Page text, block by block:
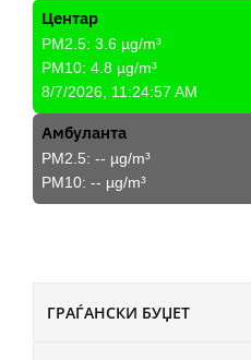
ГРАЃАНСКИ БУЏЕТ
Центар
PM2.5: 3.6 µg/m³
PM10: 4.8 µg/m³
8/7/2026, 11:24:57 AM
Амбуланта
PM2.5: -- µg/m³
PM10: -- µg/m³